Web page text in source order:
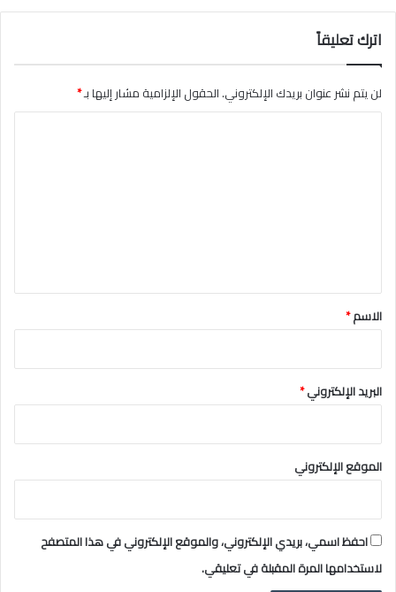
اترك تعليقاً
لن يتم نشر عنوان بريدك الإلكتروني.الحقول الإلزامية مشار إليها بـ*
*
الاسم*
البريد الإلكتروني*
الموقع الإلكتروني
احفظ اسمي، بريدي الإلكتروني، والموقع الإلكتروني في هذا المتصفح
لاستخدامها المرة المقبلة في تعليقي.